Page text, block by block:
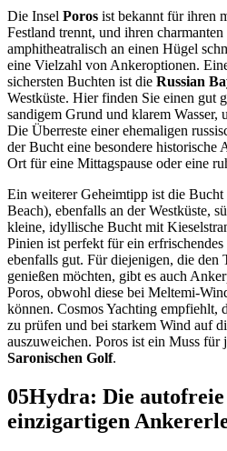
Die Insel Poros ist bekannt für ihren
Festland trennt, und ihren
amphitheatralisch an einen Hügel
eine Vielzahl von Ankeroptionen.
sichersten Buchten ist die Russian
Westküste. Hier finden Sie einen gut
sandigem Grund und klarem Wasser,
Die Überreste einer ehemaligen
der Bucht eine besondere historische
Ort für eine Mittagspause oder eine
Ein weiterer Geheimtipp ist die Bucht
Beach), ebenfalls an der Westküste,
kleine, idyllische Bucht mit
Pinien ist perfekt für ein
ebenfalls gut. Für diejenigen, die den
genießen möchten, gibt es auch
Poros, obwohl diese bei Meltemi-
können. Cosmos Yachting empfiehlt,
zu prüfen und bei starkem Wind auf
auszuweichen. Poros ist ein Muss für
Saronischen Golf.
05Hydra: Die
einzigartigen